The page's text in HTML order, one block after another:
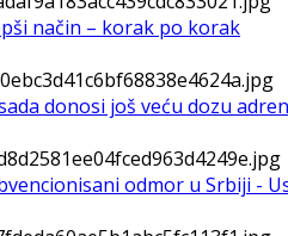
način – korak po korak
donosi još veću dozu
odmor u Srbiji -